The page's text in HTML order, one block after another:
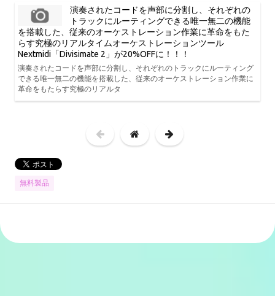
演奏されたコードを声部に分割し、それぞれの
トラックにルーティングできる唯一無二の機能
を搭載した、従来のオーケストレーション作業に革命をもた
らす究極のリアルタイムオーケストレーションツール
Nextmidi「Divisimate 2」が20%OFFに！！！
演奏されたコードを声部に分割し、それぞれのトラックにルーティング
できる唯一無二の機能を搭載した、従来のオーケストレーション作業に
革命をもたらす究極のリアルタ
無料製品